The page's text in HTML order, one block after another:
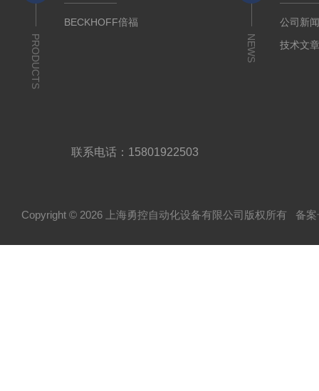
PRODUCTS
BECKHOFF倍福
NEWS
公司新
技术文
联系电话：15801922503
Copyright © 2026 上海勇控自动化设备有限公司版权所有 备案